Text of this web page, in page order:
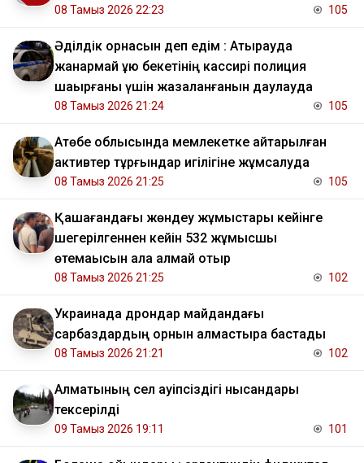
08 Тамыз 2026 22:23 105
Әділдік орнасын деп едім : Атырауда
жанармай құю бекетінің кассирі полиция
шақырғаны үшін жазаланғанын даулауда
08 Тамыз 2026 21:24 105
​Ақтөбе облысында мемлекетке қайтарылған
активтер тұрғындар игілігіне жұмсалуда
08 Тамыз 2026 21:25 105
Қашағандағы жөндеу жұмыстары кейінге
шегерілгеннен кейін 532 жұмысшы
өтемақысын ала алмай отыр
08 Тамыз 2026 21:25 102
Украинада дрондар майдандағы
сарбаздардың орнын алмастыра бастады
08 Тамыз 2026 21:21 102
Алматының сел қауіпсіздігі нысандары
тексерілді
09 Тамыз 2026 19:11 101